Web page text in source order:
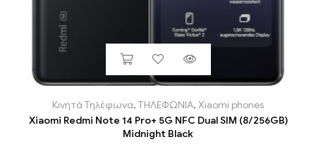
Κινητά Τηλέφωνα, ΤΗΛΕΦΩΝΙΑ, Xiaomi phones
Xiaomi Redmi Note 14 Pro+ 5G NFC Dual SIM (8/256GB)
Midnight Black